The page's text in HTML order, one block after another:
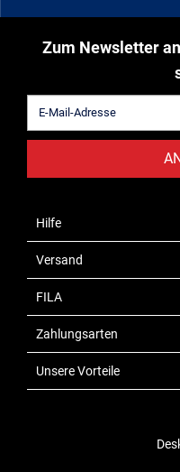
Zum Newsletter
Hilfe
Versand
FILA
Zahlungsarten
Unsere Vorteile